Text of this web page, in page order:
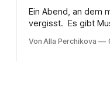
Ein Abend, an dem
vergisst. Es gibt Musik, die unterhält. Es
Musik, nach der
Von Alla Perchikova